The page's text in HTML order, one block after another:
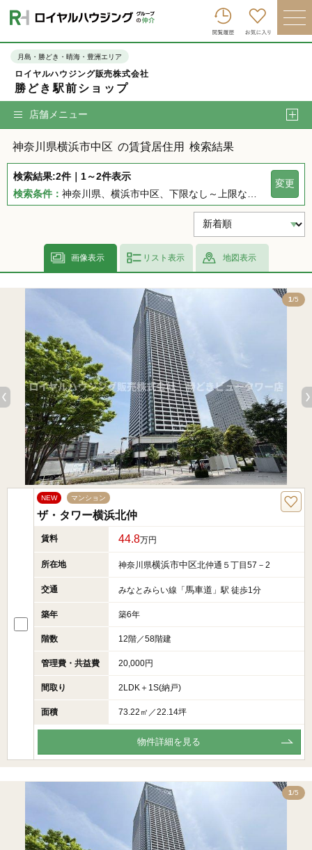
月島・勝どき・晴海・豊洲エリア
ロイヤルハウジング販売株式会社
勝どき駅前ショップ
店舗メニュー
神奈川県横浜市中区 の賃貸居住用 検索結果
検索結果:2件｜1～2件表示
検索条件： 神奈川県、横浜市中区、下限なし～上限なし、指定しない、指定なし、指定しない、下限なし～上限なし、指定なし
変更
画像表示 リスト表示 地図表示
1/5
NEW マンション
ザ・タワー横浜北仲
賃料 44.8万円
所在地 神奈川県横浜市中区北仲通５丁目57－2
交通 みなとみらい線「 馬車道 」駅 徒歩1分
築年 築6年
階数 12階／58階建
管理費・共益費 20,000円
間取り 2LDK＋1S(納戸)
面積 73.22㎡／22.14坪
物件詳細を見る
1/5
ロイヤルハウジンググループトップへ
買いたい
売りたい
借りたい
貸したい
企業情報
会員登録